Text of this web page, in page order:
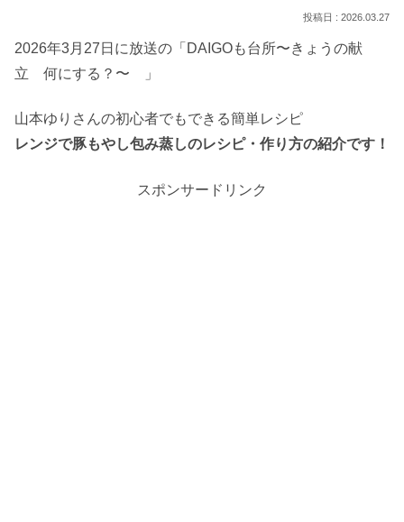
2026.03.27
2026年3月27日に放送の「DAIGOも台所〜きょうの献
立 何にする？〜 」
山本ゆりさんの初心者でもできる簡単レシピ
レンジで豚もやし包み蒸しのレシピ・作り方の紹介です！
スポンサードリンク